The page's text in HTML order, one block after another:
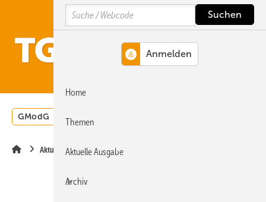
Hauptinhalt
Hauptmenü
SiteSearch
GModG Wärmepumpe
Aktuelle Meldung
Search
Home
Themen
Aktuelle Ausgabe
Archiv